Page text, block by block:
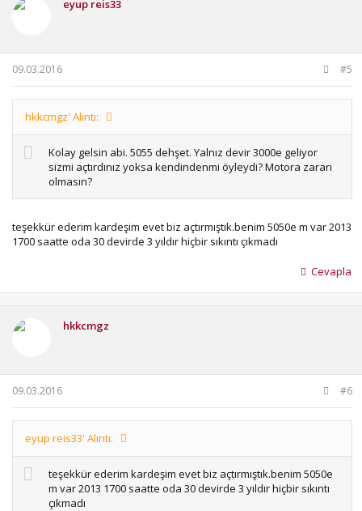
eyup reis33
09.03.2016 #5
hkkcmgz' Alıntı:
Kolay gelsin abi. 5055 dehşet. Yalnız devir 3000e geliyor
sizmi açtırdınız yoksa kendindenmi öyleydi? Motora zararı
olmasın?
teşekkür ederim kardeşim evet biz açtırmıştık.benim 5050e m var 2013
1700 saatte oda 30 devirde 3 yıldır hiçbir sıkıntı çıkmadı
Cevapla
hkkcmgz
09.03.2016 #6
eyup reis33' Alıntı:
teşekkür ederim kardeşim evet biz açtırmıştık.benim 5050e
m var 2013 1700 saatte oda 30 devirde 3 yıldır hiçbir sıkıntı
çıkmadı